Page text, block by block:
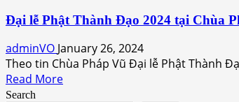
Đại lễ Phật Thành Đạo 2024 tại Chùa
adminVO January 26, 2024
Theo tin Chùa Pháp Vũ Đại lễ Phật Thành
Read MoreRead
Search